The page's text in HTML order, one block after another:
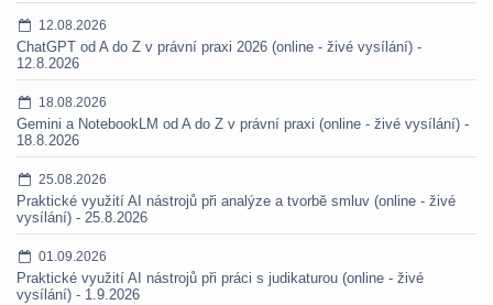
12.08.2026
ChatGPT od A do Z v právní praxi 2026 (online - živé vysílání) -
12.8.2026
18.08.2026
Gemini a NotebookLM od A do Z v právní praxi (online - živé vysílání) -
18.8.2026
25.08.2026
Praktické využití AI nástrojů při analýze a tvorbě smluv (online - živé
vysílání) - 25.8.2026
01.09.2026
Praktické využití AI nástrojů při práci s judikaturou (online - živé
vysílání) - 1.9.2026